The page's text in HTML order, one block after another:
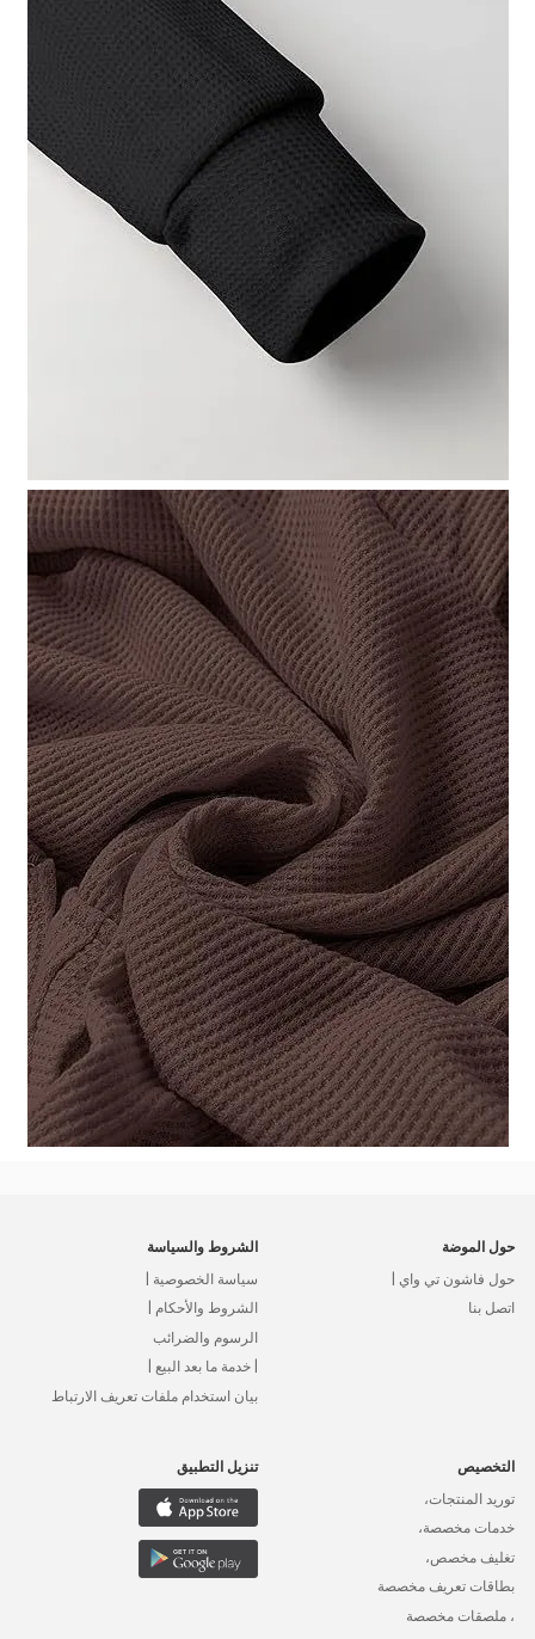
حول الموضة
حول فاشون تي واي |
اتصل بنا
الشروط والسياسة
سياسة الخصوصية |
الشروط والأحكام |
الرسوم والضرائب
| خدمة ما بعد البيع |
بيان استخدام ملفات تعريف الارتباط
التخصيص
توريد المنتجات،
خدمات مخصصة،
تغليف مخصص،
بطاقات تعريف مخصصة
، ملصقات مخصصة
تنزيل التطبيق